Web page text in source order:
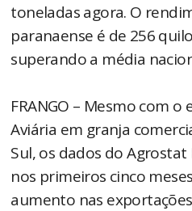
toneladas agora. O
paranaense é de 256
superando a média
FRANGO – Mesmo com
Aviária em granja
Sul, os dados do
nos primeiros cinco
aumento nas